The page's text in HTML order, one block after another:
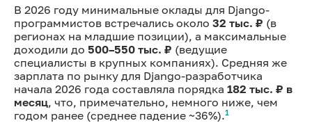
В 2026 году минимальные оклады для Django-
программистов встречались около 32 тыс. ₽ (в
регионах на младшие позиции), а максимальные
доходили до 500–550 тыс. ₽ (ведущие
специалисты в крупных компаниях). Средняя же
зарплата по рынку для Django-разработчика
начала 2026 года составляла порядка 182 тыс. ₽ в
месяц, что, примечательно, немного ниже, чем
годом ранее (среднее падение ~36%).1